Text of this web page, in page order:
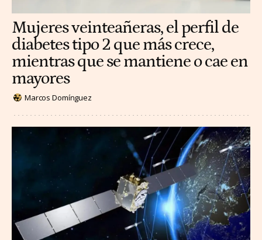
Mujeres veinteañeras, el perfil de
diabetes tipo 2 que más crece,
mientras que se mantiene o cae en
mayores
Marcos Domínguez